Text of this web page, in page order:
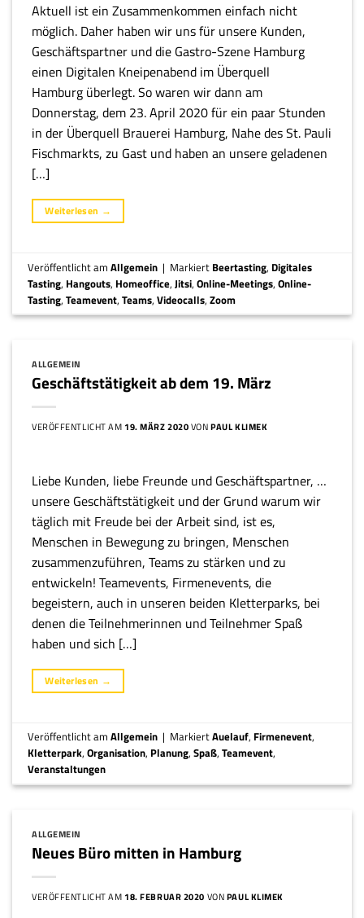
Aktuell ist ein Zusammenkommen einfach nicht
möglich. Daher haben wir uns für unsere Kunden,
Geschäftspartner und die Gastro-Szene Hamburg
einen Digitalen Kneipenabend im Überquell
Hamburg überlegt. So waren wir dann am
Donnerstag, dem 23. April 2020 für ein paar Stunden
in der Überquell Brauerei Hamburg, Nahe des St. Pauli
Fischmarkts, zu Gast und haben an unsere geladenen
[…]
Weiterlesen →
Veröffentlicht amAllgemein | Markiert Beertasting, Digitales
Tasting, Hangouts, Homeoffice,Jitsi,Online-Meetings,Online-
Tasting,Teamevent,Teams,Videocalls,Zoom
ALLGEMEIN
Geschäftstätigkeit ab dem 19. März
VERÖFFENTLICHT AM 19. MÄRZ 2020VONPAUL KLIMEK
Liebe Kunden, liebe Freunde und Geschäftspartner, …
unsere Geschäftstätigkeit und der Grund warum wir
täglich mit Freude bei der Arbeit sind, ist es,
Menschen in Bewegung zu bringen, Menschen
zusammenzuführen, Teams zu stärken und zu
entwickeln! Teamevents, Firmenevents, die
begeistern, auch in unseren beiden Kletterparks, bei
denen die Teilnehmerinnen und Teilnehmer Spaß
haben und sich […]
Weiterlesen →
Veröffentlicht amAllgemein | MarkiertAuelauf, Firmenevent,
Kletterpark,Organisation, Planung,Spaß,Teamevent,
Veranstaltungen
ALLGEMEIN
Neues Büro mitten in Hamburg
VERÖFFENTLICHT AM 18. FEBRUAR 2020 VONPAUL KLIMEK